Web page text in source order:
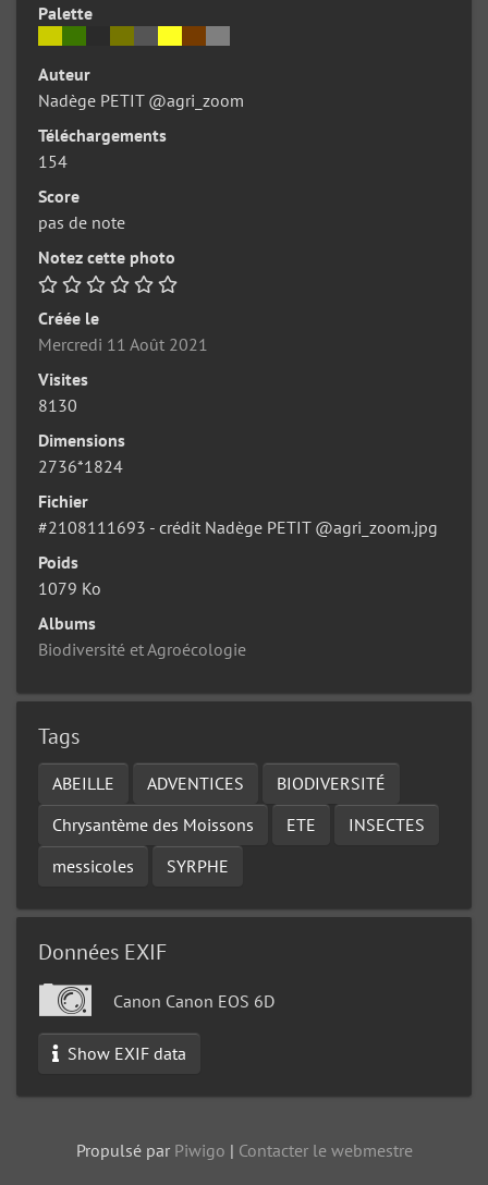
Palette
Auteur
Nadège PETIT @agri_zoom
Téléchargements
154
Score
pas de note
Notez cette photo
Créée le
Mercredi 11 Août 2021
Visites
8130
Dimensions
2736*1824
Fichier
#2108111693 - crédit Nadège PETIT @agri_zoom.jpg
Poids
1079 Ko
Albums
Biodiversité et Agroécologie
Tags
ABEILLE ADVENTICES
BIODIVERSITÉ
Chrysantème des Moissons
ETE
INSECTES
messicoles
SYRPHE
Données EXIF
Canon Canon EOS 6D
Show EXIF data
Propulsé par Piwigo | Contacter le webmestre